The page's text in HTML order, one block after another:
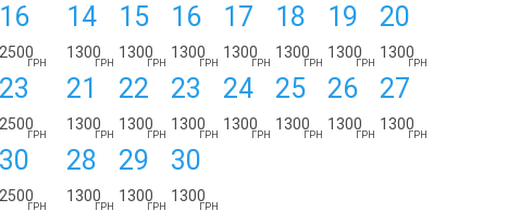
16
2500
ГРН
23
2500
ГРН
30
2500
ГРН
14
1300
ГРН
15
1300
ГРН
16
1300
ГРН
17
1300
ГРН
18
1300
ГРН
19
1300
ГРН
20
1300
ГРН
21
1300
ГРН
22
1300
ГРН
23
1300
ГРН
24
1300
ГРН
25
1300
ГРН
26
1300
ГРН
27
1300
ГРН
28
1300
ГРН
29
1300
ГРН
30
1300
ГРН